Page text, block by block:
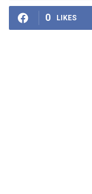
0 LIKES